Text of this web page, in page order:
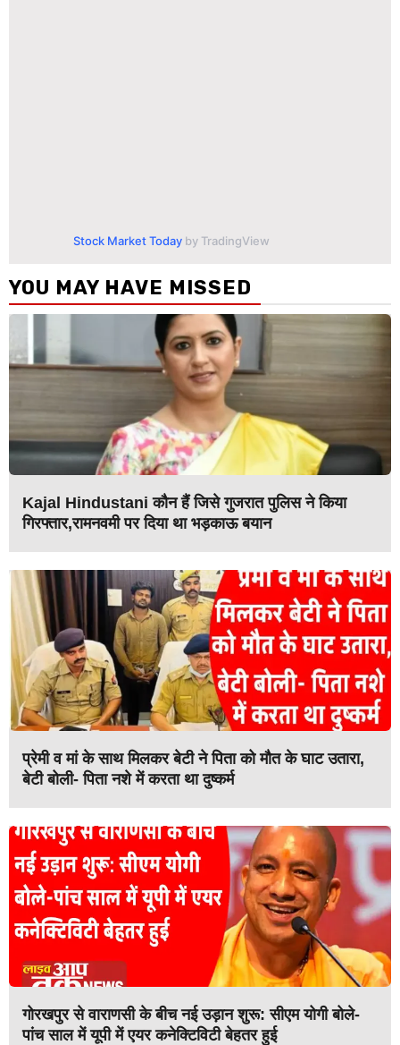
Stock Market Today by TradingView
YOU MAY HAVE MISSED
Kajal Hindustani कौन हैं जिसे गुजरात पुलिस ने किया
गिरफ्तार,रामनवमी पर दिया था भड़काऊ बयान
प्रेमी व मां के साथ मिलकर बेटी ने पिता को मौत के घाट उतारा,
बेटी बोली- पिता नशे में करता था दुष्कर्म
गोरखपुर से वाराणसी के बीच नई उड़ान शुरू: सीएम योगी बोले-
पांच साल में यूपी में एयर कनेक्टिविटी बेहतर हुई